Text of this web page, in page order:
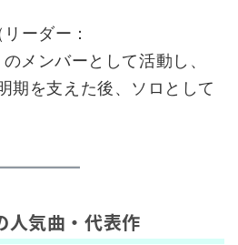
ーダー：
メンバーとして活動し、
期を支えた後、ソロとして
気曲・代表作